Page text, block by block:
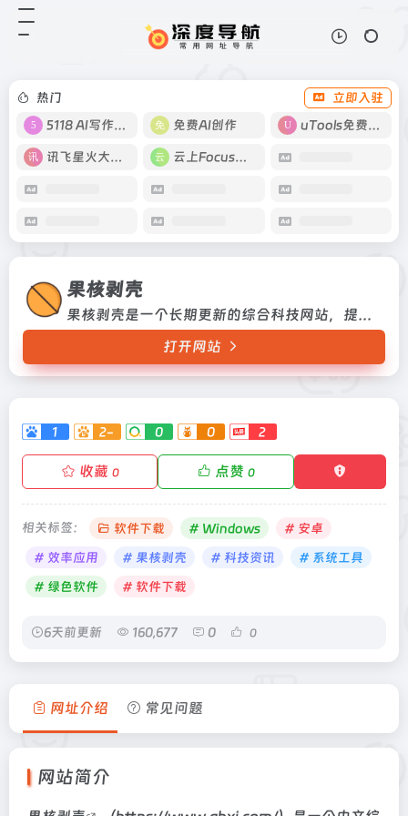
热门
立即入驻
5118 AI写作工具
免费AI创作 uTools免费工具箱
讯飞星火大模型 云上Focus接码
果核剥壳
果核剥壳是一个长期更新的综合科技网站，提供绿色软件、系统工具、效率应用与科技资讯，坚持分享真正有用、有价值的资源与观点。
打开网站
1 2- 0 0 2
收藏 0 点赞 0
相关标签： 软件下载 # Windows
# 安卓
# 效率应用
# 果核剥壳 # 科技资讯
# 系统工具
# 绿色软件
# 软件下载
6天前更新 160,677 0 0
网站，提供绿色软件、系统工具、效
率应用与科技资讯，坚持分享真正有
网址介绍 常见问题
网站简介